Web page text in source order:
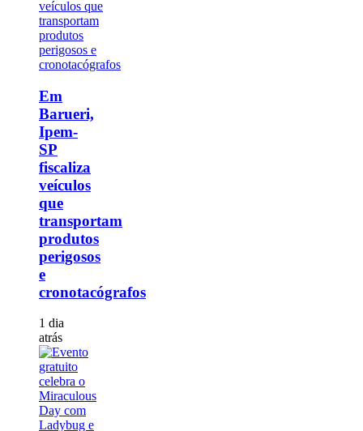
Em
Barueri,
Ipem-
SP
fiscaliza
veículos
que
transportam
produtos
perigosos
e
cronotacógrafos
1 dia
atrás